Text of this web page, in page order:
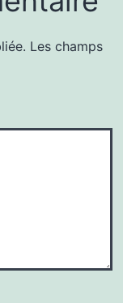
Les champs